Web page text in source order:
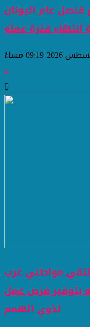
عام اليونان
انتهاء فترة عمله
مواطني غرب
بتوفير فرص عمل
لذوي الهمم